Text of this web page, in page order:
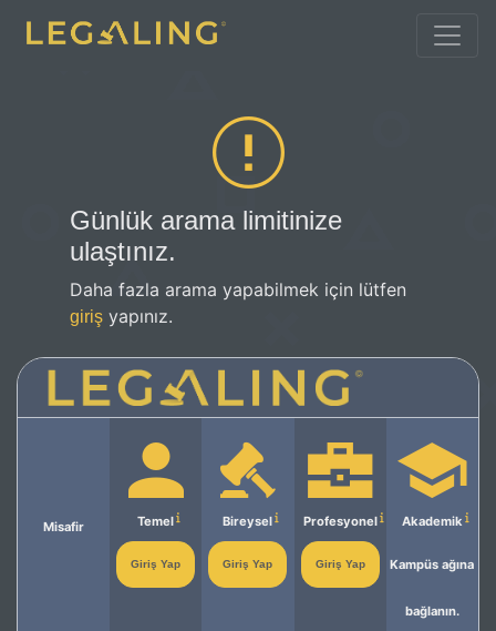
Günlük arama limitinize
ulaştınız.
Daha fazla arama yapabilmek için lütfen
giriş yapınız.
Misafir Temel
Giriş Yap
Bireysel
Giriş Yap
Profesyonel
Giriş Yap
Akademik
Kampüs ağına
bağlanın.